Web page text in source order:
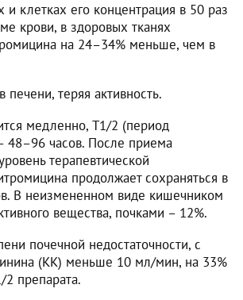
и клетках его концентрация в 50 раз
крови, в здоровых тканях
на 24–34% меньше, чем в
печени, теряя активность.
медленно, T1/2 (период
48–96 часов. После приема
терапевтической
продолжает сохраняться в
В неизмененном виде кишечником
вещества, почками – 12%.
почечной недостаточности, с
(КК) меньше 10 мл/мин, на 33%
2 препарата.